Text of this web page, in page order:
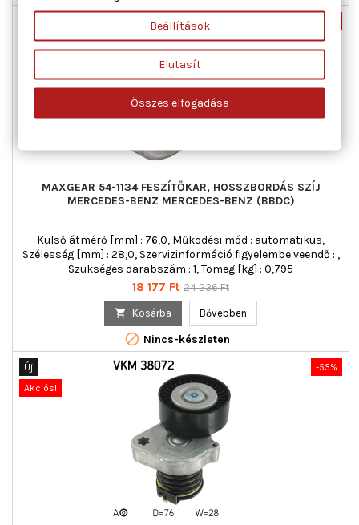
MAXGEAR 54-1134 FESZÍTŐKAR, HOSSZBORDÁS SZÍJ
MERCEDES-BENZ MERCEDES-BENZ (BBDC)
Külső átmérő [mm] : 76,0, Működési mód : automatikus,
Szélesség [mm] : 28,0, Szervizinformáció figyelembe veendő : ,
Szükséges darabszám : 1, Tömeg [kg] : 0,795
Ár
18 177 Ft Normál
24 236 Ft
 Kosárba Bővebben
 Nincs-készleten
-55%
Új
Akciós!
Beállítások
Elutasít
Összes elfogadása